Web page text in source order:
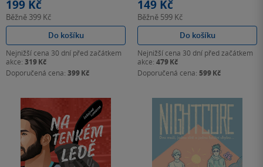
199 Kč
Běžně 399 Kč
Do košíku
Nejnižší cena 30 dní před začátkem
akce: 319 Kč
Doporučená cena: 399 Kč
149 Kč
Běžně 599 Kč
Do košíku
Nejnižší cena 30 dní před začátkem
akce: 479 Kč
Doporučená cena: 599 Kč